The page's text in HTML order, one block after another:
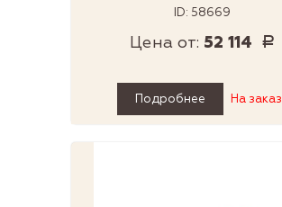
ID: 58669
Цена от: 52 114 Р
Подробнее На заказ